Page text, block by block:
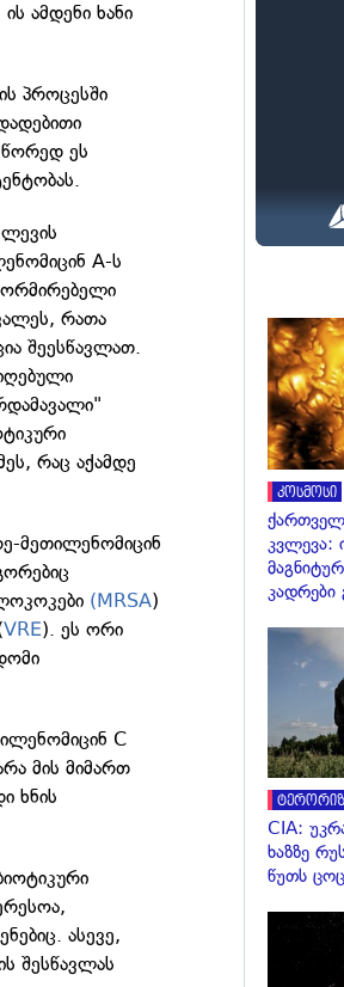
ამდენი ხანი
პროცესში
ეს
A-ს
რათა
შეესწავლათ.
რაც აქამდე
მეთილენომიცინ
(MRSA)
VRE). ეს ორი
C
მის მიმართ
ხნის
ასევე,
შესწავლას
კოსმოსი
კვლევა:
კადრები
CIA:
ხაზზე
წუთს